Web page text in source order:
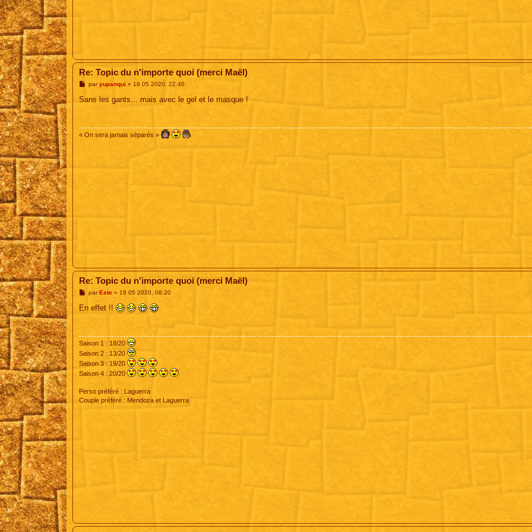
Re: Topic du n'importe quoi (merci Maël)
M
s
paryupanqui » 18 05 2020, 22:40
Sans les gants... mais avec le gel et le masque !
« On sera jamais séparés »
Re: Topic du n'importe quoi (merci Maël)
M
s
parEste» 19 05 2020, 08:20
En effet !!
Saison 1 : 18/20
Saison 2 : 13/20
Saison 3 : 19/20
Saison 4 : 20/20
Perso préféré : Laguerra
Couple préféré : Mendoza et Laguerra